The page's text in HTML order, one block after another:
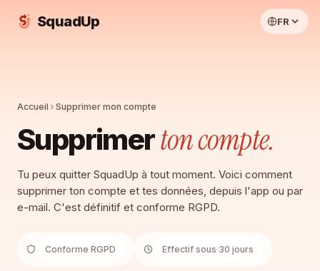
SquadUp FR
Accueil Supprimer mon compte
Supprimerton compte.
Tu peux quitter SquadUp à tout moment. Voici comment
supprimer ton compte et tes données, depuis l'app ou par
e-mail. C'est définitif et conforme RGPD.
Conforme RGPD Effectif sous 30 jours